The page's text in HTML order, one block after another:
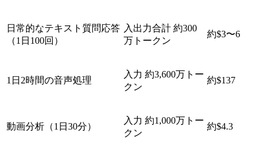
日常的なテキスト質問応答
（1日100回）
入出力合計 約300
万トークン
約$3〜6
1日2時間の音声処理
入力 約3,600万トー
クン
約$137
動画分析（1日30分）
入力 約1,000万トー
クン
約$4.3